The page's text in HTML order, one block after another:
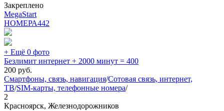
Закреплено
MegaStart
НОМЕРА442
+ Ещё 0 фото
Безлимит интернет + 2000 минут = 400
200 руб.
Смартфоны, связь, навигация/Сотовая связь, интернет,
ТВ/SIM-карты, телефонные номера/
2
Красноярск, Железнодорожников